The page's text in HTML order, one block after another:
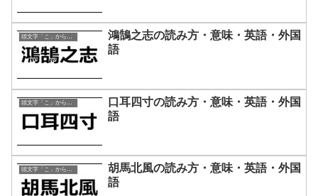
頭文字「こ」から始まる四字熟語
鴻鵠之志の読み方・意味・英語・外国
語
頭文字「こ」から始まる四字熟語
口耳四寸の読み方・意味・英語・外国
語
頭文字「こ」から始まる四字熟語
胡馬北風の読み方・意味・英語・外国
語